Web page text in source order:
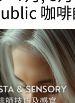
Price: HK$ 200.00
+
BUY NOW
咖